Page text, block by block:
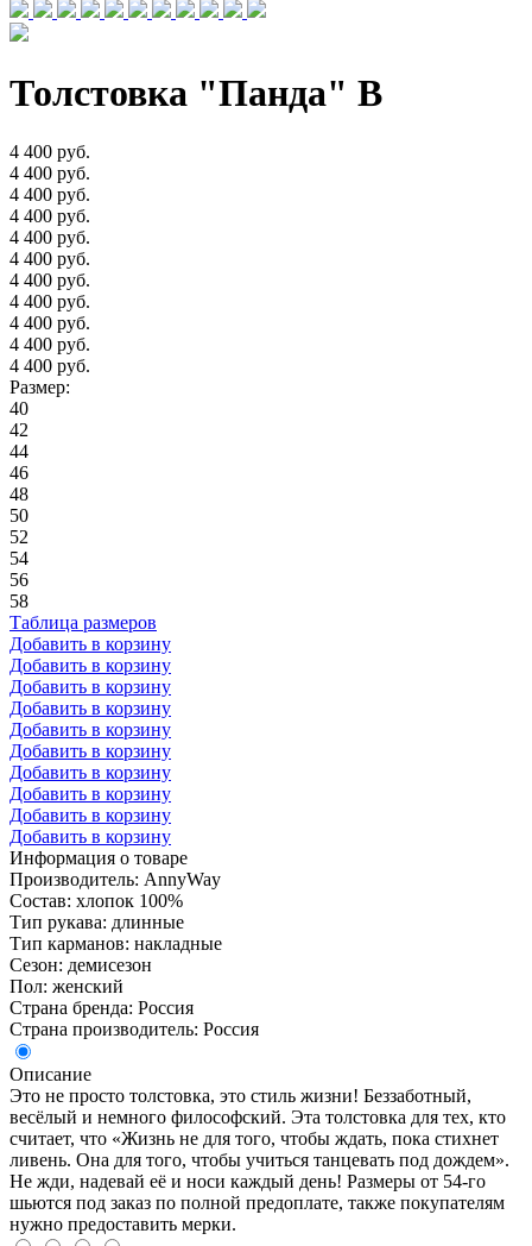
Толстовка "Панда" В
4 400 руб.
4 400 руб.
4 400 руб.
4 400 руб.
4 400 руб.
4 400 руб.
4 400 руб.
4 400 руб.
4 400 руб.
4 400 руб.
4 400 руб.
Размер:
40
42
44
46
48
50
52
54
56
58
Таблица размеров
Добавить в корзину
Добавить в корзину
Добавить в корзину
Добавить в корзину
Добавить в корзину
Добавить в корзину
Добавить в корзину
Добавить в корзину
Добавить в корзину
Добавить в корзину
Информация о товаре
Производитель: AnnyWay
Состав: хлопок 100%
Тип рукава: длинные
Тип карманов: накладные
Сезон: демисезон
Пол: женский
Страна бренда: Россия
Страна производитель: Россия
Описание
Это не просто толстовка, это стиль жизни! Беззаботный,
весёлый и немного философский. Эта толстовка для тех, кто
считает, что «Жизнь не для того, чтобы ждать, пока стихнет
ливень. Она для того, чтобы учиться танцевать под дождем».
Не жди, надевай её и носи каждый день! Размеры от 54-го
шьются под заказ по полной предоплате, также покупателям
нужно предоставить мерки.